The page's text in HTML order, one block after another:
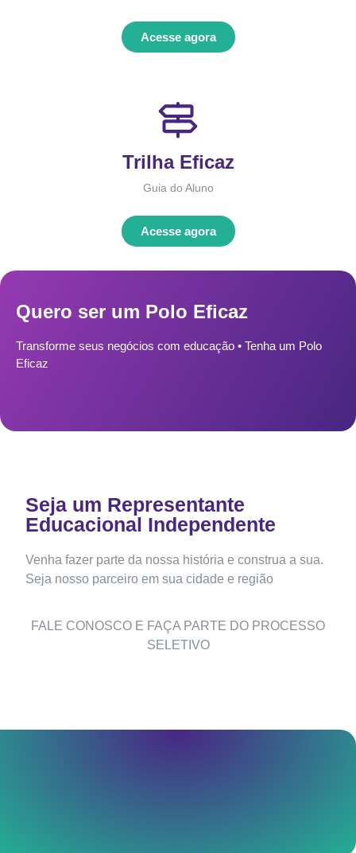
Acesse agora
Trilha Eficaz
Guia do Aluno
Acesse agora
Quero ser um Polo Eficaz
Transforme seus negócios com educação • Tenha um Polo
Eficaz
Seja um Representante
Educacional Independente
Venha fazer parte da nossa história e construa a sua.
Seja nosso parceiro em sua cidade e região
FALE CONOSCO E FAÇA PARTE DO PROCESSO
SELETIVO